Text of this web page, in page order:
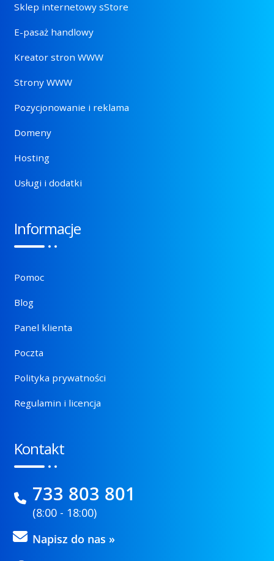
Sklep internetowy sStore
E-pasaż handlowy
Kreator stron WWW
Strony WWW
Pozycjonowanie i reklama
Domeny
Hosting
Usługi i dodatki
Informacje
Pomoc
Blog
Panel klienta
Poczta
Polityka prywatności
Regulamin i licencja
Kontakt
733 803 801
(8:00 - 18:00)
Napisz do nas »